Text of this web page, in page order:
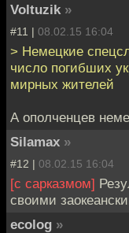
Voltuzik »
#11 | 08.02.15 16:04
> Немецкие
число погибших
мирных жителей
А ополченцев
Silamax »
#12 | 08.02.15 16:04
[с сарказмом]
своими
ecolog »